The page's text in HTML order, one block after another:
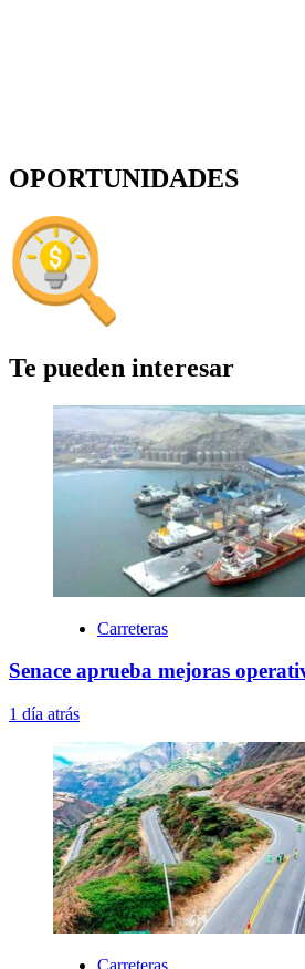
OPORTUNIDADES
Te pueden interesar
Carreteras
Senace aprueba mejoras
1 día atrás